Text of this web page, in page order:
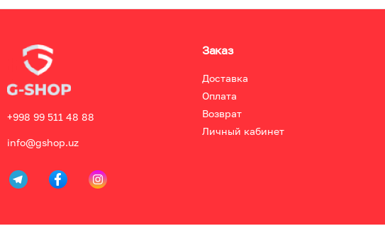
+998 99 511 48 88
info@gshop.uz
Заказ
Доставка
Оплата
Возврат
Личный кабинет